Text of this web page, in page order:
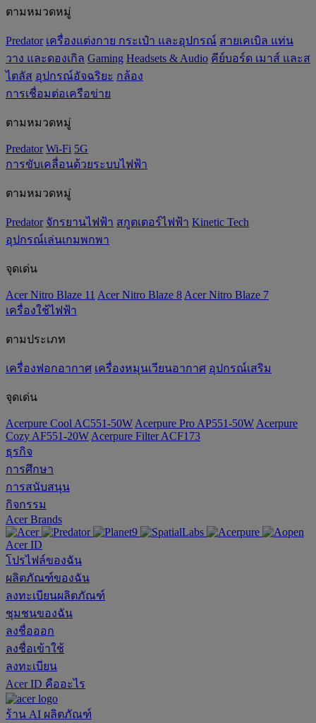
ตามหมวดหมู่
Predator เครื่องแต่งกาย กระเป๋า และอุปกรณ์ สายเคเบิล แท่น
วาง และดองเกิล Gaming ‌Headsets & Audio คีย์บอร์ด เมาส์ และส
ไตลัส อุปกรณ์อัจฉริยะ กล้อง
การเชื่อมต่อเครือข่าย
ตามหมวดหมู่
Predator Wi-Fi 5G
การขับเคลื่อนด้วยระบบไฟฟ้า
ตามหมวดหมู่
Predator จักรยานไฟฟ้า สกูตเตอร์ไฟฟ้า Kinetic Tech
อุปกรณ์เล่นเกมพกพา
จุดเด่น
Acer Nitro Blaze 11 Acer Nitro Blaze 8 Acer Nitro Blaze 7
เครื่องใช้ไฟฟ้า
ตามประเภท
เครื่องฟอกอากาศ เครื่องหมุนเวียนอากาศ อุปกรณ์เสริม
จุดเด่น
Acerpure Cool AC551-50W Acerpure Pro AP551-50W Acerpure
Cozy AF551-20W Acerpure Filter ACF173
ธุรกิจ
การศึกษา
การสนับสนุน
กิจกรรม
Acer Brands
Acer ID
โปรไฟล์ของฉัน
ผลิตภัณฑ์ของฉัน
ลงทะเบียนผลิตภัณฑ์
ชุมชนของฉัน
ลงชื่อออก
ลงชื่อเข้าใช้
ลงทะเบียน
Acer ID คืออะไร
ร้าน AI ผลิตภัณฑ์